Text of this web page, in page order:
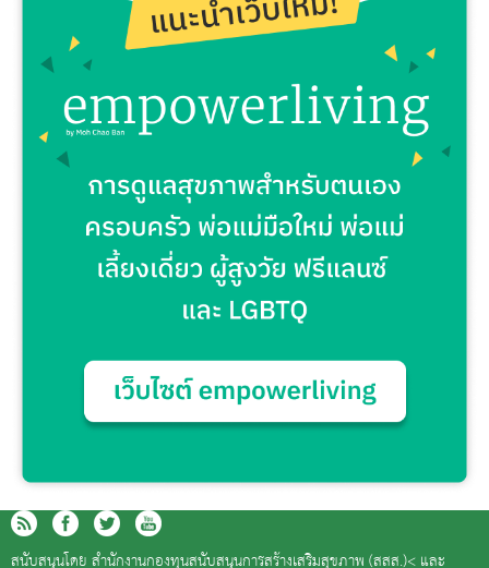
สนับสนุนโดย สำนักงานกองทุนสนับสนุนการสร้างเสริมสุขภาพ (สสส.)< และ